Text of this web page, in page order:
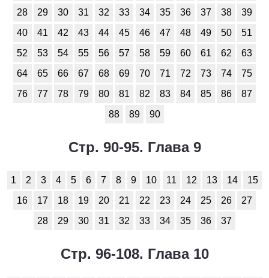
28
29 30 31 32 33 34 35 36 37 38
39
40
41 42 43 44 45 46 47 48 49 50
51
52
53 54 55 56 57 58 59 60 61 62
63
64
65 66 67 68 69 70 71 72 73 74
75
76
77 78 79 80 81 82 83 84 85 86
87
88
89 90
Стр. 90-95. Глава 9
1 2 3 4 5 6 7 8 9 10 11 12 13 14
15
16
17 18 19 20 21 22 23 24 25 26
27
28
29 30 31 32 33 34 35 36 37
Стр. 96-108. Глава 10